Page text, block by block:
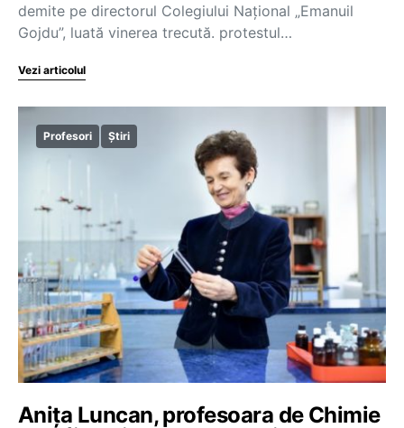
demite pe directorul Colegiului Național „Emanuil
Gojdu”, luată vinerea trecută. protestul…
Vezi articolul
Profesori Știri
Anița Luncan, profesoara de Chimie